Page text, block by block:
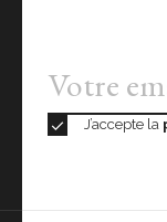
J’accepte la